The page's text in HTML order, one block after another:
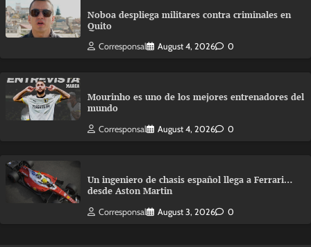
Noboa despliega militares contra criminales en
Quito
Corresponsal August 4, 2026 0
Mourinho es uno de los mejores entrenadores del
mundo
Corresponsal August 4, 2026 0
Un ingeniero de chasis español llega a Ferrari…
desde Aston Martin
Corresponsal August 3, 2026 0